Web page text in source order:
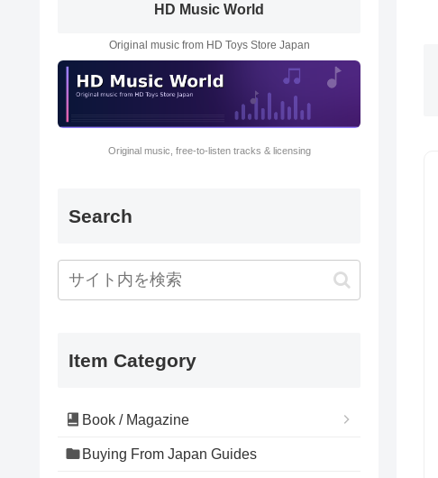
HD Music World
Original music from HD Toys Store Japan
Original music, free-to-listen tracks & licensing
Search
Item Category
Book / Magazine
Buying From Japan Guides